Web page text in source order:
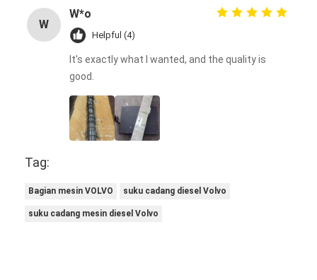
W
W*o
Helpful (4)
It's exactly what I wanted, and the quality is
good.
Tag:
Bagian mesin VOLVO suku cadang diesel Volvo
suku cadang mesin diesel Volvo